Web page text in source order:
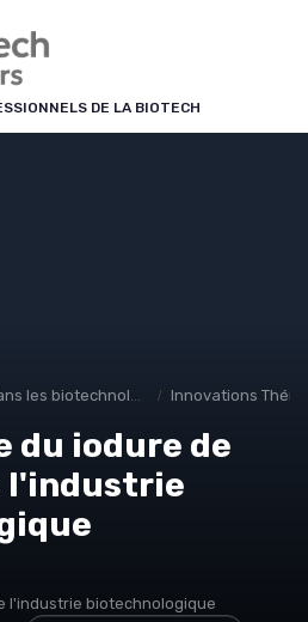
DE LA BIOTECH
les biotechnologies Innovations
du iodure de
l'industrie
l'industrie biotechnologique